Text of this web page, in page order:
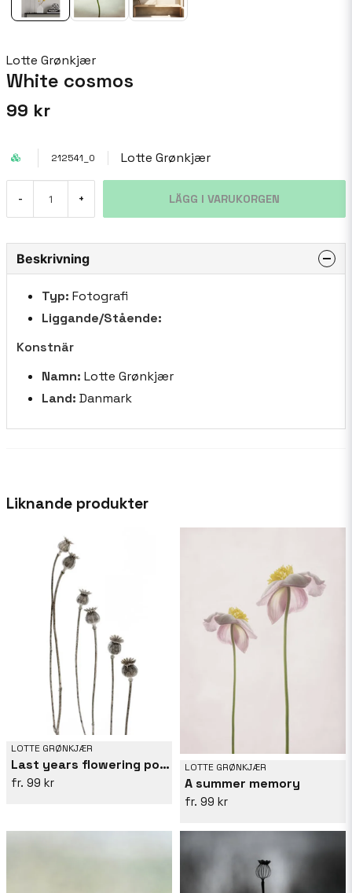
Lotte Grønkjær
White cosmos
99 kr
212541_0 Lotte Grønkjær
- + LÄGG I VARUKORGEN
Beskrivning
Typ: Fotografi
Liggande/Stående:
Konstnär
Namn: Lotte Grønkjær
Land: Danmark
Liknande produkter
LOTTE GRØNKJÆR
Last years flowering poppies
99 kr
LOTTE GRØNKJÆR
A summer memory
99 kr